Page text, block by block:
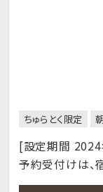
ちゅらとく限定
[設定期間
予約受付けは、